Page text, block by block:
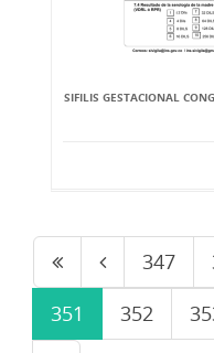
SIFILIS GESTACIONAL
347
351
352